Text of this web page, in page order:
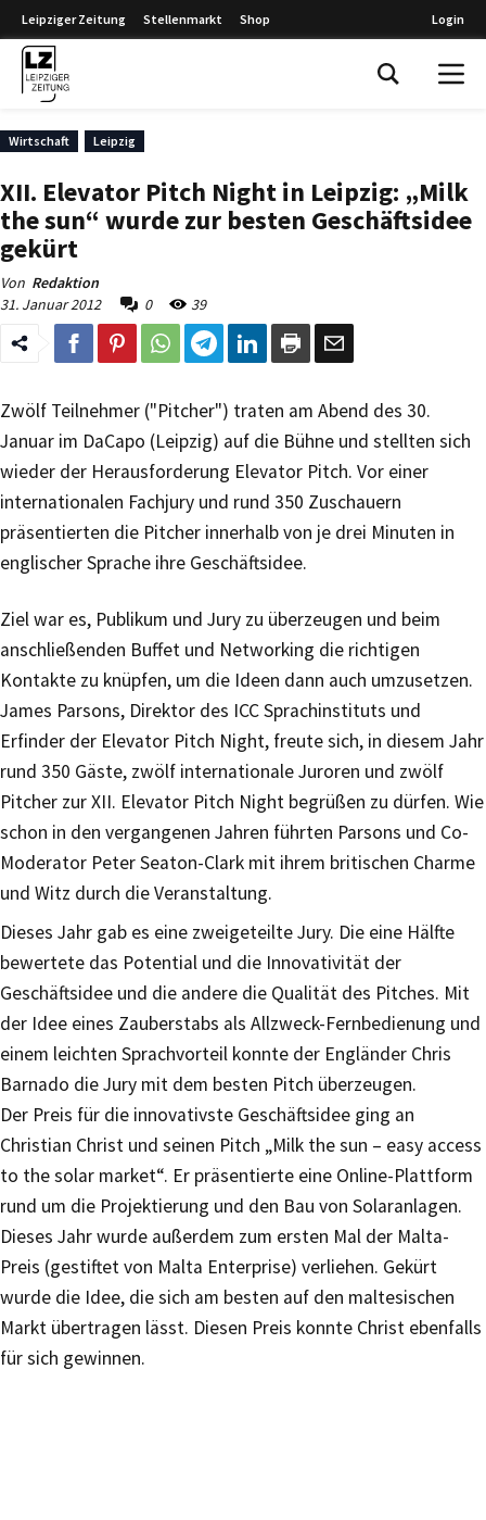
Leipziger Zeitung Stellenmarkt Shop Login
Wirtschaft Leipzig
XII. Elevator Pitch Night in Leipzig: „Milk
the sun“ wurde zur besten Geschäftsidee
gekürt
Von Redaktion
31. Januar 2012
0 39
Zwölf Teilnehmer ("Pitcher") traten am Abend des 30.
Januar im DaCapo (Leipzig) auf die Bühne und stellten sich
wieder der Herausforderung Elevator Pitch. Vor einer
internationalen Fachjury und rund 350 Zuschauern
präsentierten die Pitcher innerhalb von je drei Minuten in
englischer Sprache ihre Geschäftsidee.
Ziel war es, Publikum und Jury zu überzeugen und beim
anschließenden Buffet und Networking die richtigen
Kontakte zu knüpfen, um die Ideen dann auch umzusetzen.
James Parsons, Direktor des ICC Sprachinstituts und
Erfinder der Elevator Pitch Night, freute sich, in diesem Jahr
rund 350 Gäste, zwölf internationale Juroren und zwölf
Pitcher zur XII. Elevator Pitch Night begrüßen zu dürfen. Wie
schon in den vergangenen Jahren führten Parsons und Co-
Moderator Peter Seaton-Clark mit ihrem britischen Charme
und Witz durch die Veranstaltung.
Dieses Jahr gab es eine zweigeteilte Jury. Die eine Hälfte
bewertete das Potential und die Innovativität der
Geschäftsidee und die andere die Qualität des Pitches. Mit
der Idee eines Zauberstabs als Allzweck-Fernbedienung und
einem leichten Sprachvorteil konnte der Engländer Chris
Barnado die Jury mit dem besten Pitch überzeugen.
Der Preis für die innovativste Geschäftsidee ging an
Christian Christ und seinen Pitch „Milk the sun – easy access
to the solar market“. Er präsentierte eine Online-Plattform
rund um die Projektierung und den Bau von Solaranlagen.
Dieses Jahr wurde außerdem zum ersten Mal der Malta-
Preis (gestiftet von Malta Enterprise) verliehen. Gekürt
wurde die Idee, die sich am besten auf den maltesischen
Markt übertragen lässt. Diesen Preis konnte Christ ebenfalls
für sich gewinnen.